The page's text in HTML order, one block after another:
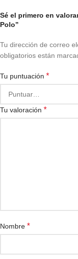
Sé el primero en
Polo”
Tu dirección de correo
obligatorios están
Tu puntuación *
Tu valoración *
Nombre *